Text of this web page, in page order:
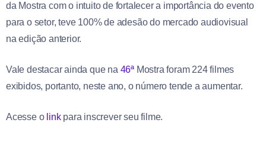
da Mostra com o intuito de fortalecer a importância do evento
para o setor, teve 100% de adesão do mercado audiovisual
na edição anterior.
Vale destacar ainda que na 46ª Mostra foram 224 filmes
exibidos, portanto, neste ano, o número tende a aumentar.
Acesse o linkpara inscrever seu filme.